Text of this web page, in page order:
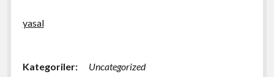
yasal
Kategoriler: Uncategorized